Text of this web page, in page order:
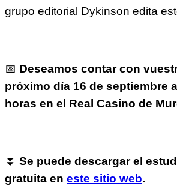
grupo editorial Dykinson edita
📅 Deseamos contar con
próximo día 16 de septiembre
horas en el Real Casino de
⏬ Se puede descargar el
gratuita en este sitio web.